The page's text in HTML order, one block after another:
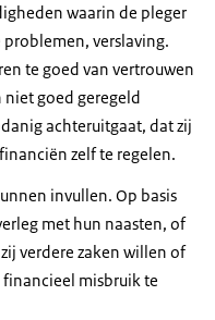
waarin de pleger
problemen, verslaving.
te goed van vertrouwen
goed geregeld
achteruitgaat, dat zij
zelf te regelen.
invullen. Op basis
met hun naasten, of
verdere zaken willen of
misbruik te